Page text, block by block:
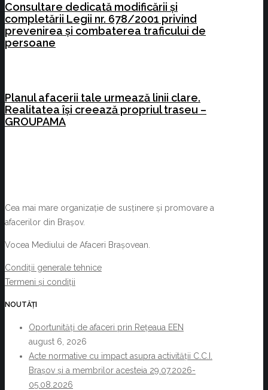
Consultare dedicată modificării și
completării Legii nr. 678/2001 privind
prevenirea și combaterea traficului de
persoane
Planul afacerii tale urmează linii clare.
Realitatea își creează propriul traseu –
GROUPAMA
Cea mai mare organizație de susținere și promovare a
afacerilor din Brașov.
Vocea Mediului de Afaceri Brașovean.
Condiții generale tehnice
Termeni și condiții
NOUTĂȚI
Oportunități de afaceri prin Rețeaua EEN
august 6, 2026
Acte normative cu impact asupra activității C.C.I.
Brașov și a membrilor acesteia 29.07.2026-
05.08.2026